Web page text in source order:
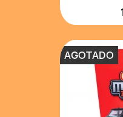
AGOTADO